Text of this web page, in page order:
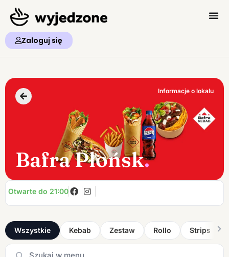
Zaloguj się
Informacje o lokalu
Bafra Płońsk.
Otwarte do 21:00
Wszystkie Kebab Zestaw Rollo Strips